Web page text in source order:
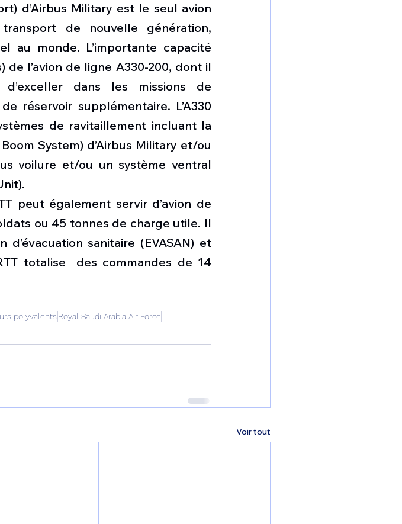
d’Airbus Military est le seul avion
de nouvelle génération,
au monde. L’importante capacité
de l’avion de ligne A330-200, dont il
dans les missions de
réservoir supplémentaire. L’A330
de ravitaillement incluant la
System) d’Airbus Military et/ou
voilure et/ou un système ventral
peut également servir d’avion de
ou 45 tonnes de charge utile. Il
sanitaire (EVASAN) et
totalise  des commandes de 14
polyvalents Royal Saudi Arabia Air Force
Voir tout